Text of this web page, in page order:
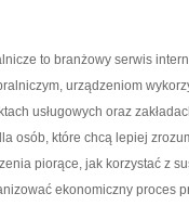
to branżowy serwis
urządzeniom
usługowych oraz
osób, które chcą lepiej
piorące, jak korzystać z
ekonomiczny proces